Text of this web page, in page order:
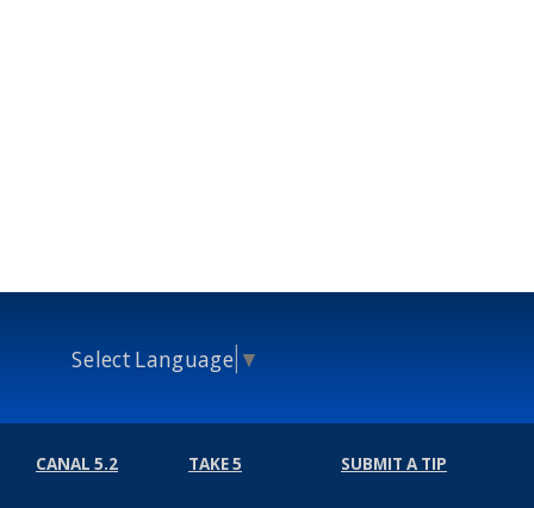
Select Language ▼
CANAL 5.2 TAKE 5 SUBMIT A TIP